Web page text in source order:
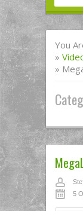
You
»
»
5